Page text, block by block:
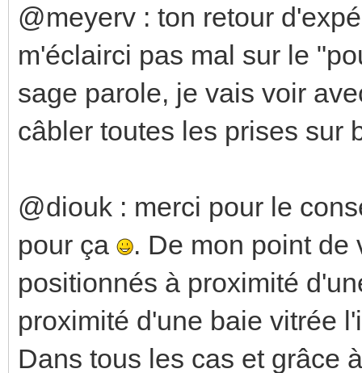
@meyerv : ton retour
m'éclairci pas mal sur le
sage parole, je vais voir
câbler toutes les prises sur
@diouk : merci pour le
pour ça
. De mon point de
positionnés à proximité
proximité d'une baie vitrée
Dans tous les cas et grâce